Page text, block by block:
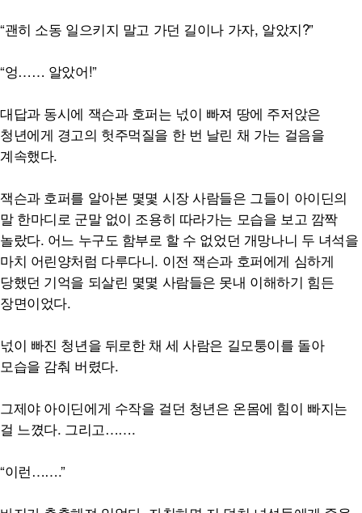
“괜히 소동 일으키지 말고 가던 길이나 가자, 알았지?”
“엉…… 알았어!”
대답과 동시에 잭슨과 호퍼는 넋이 빠져 땅에 주저앉은
청년에게 경고의 헛주먹질을 한 번 날린 채 가는 걸음을
계속했다.
잭슨과 호퍼를 알아본 몇몇 시장 사람들은 그들이 아이딘의
말 한마디로 군말 없이 조용히 따라가는 모습을 보고 깜짝
놀랐다. 어느 누구도 함부로 할 수 없었던 개망나니 두 녀석을
마치 어린양처럼 다루다니. 이전 잭슨과 호퍼에게 심하게
당했던 기억을 되살린 몇몇 사람들은 못내 이해하기 힘든
장면이었다.
넋이 빠진 청년을 뒤로한 채 세 사람은 길모퉁이를 돌아
모습을 감춰 버렸다.
그제야 아이딘에게 수작을 걸던 청년은 온몸에 힘이 빠지는
걸 느꼈다. 그리고…….
“이런…….”